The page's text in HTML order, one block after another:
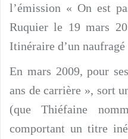
l’émission « On est
Ruquier le 19 mars
Itinéraire d’un naufragé
En mars 2009, pour
ans de carrière », sort
(que Thiéfaine
comportant un titre